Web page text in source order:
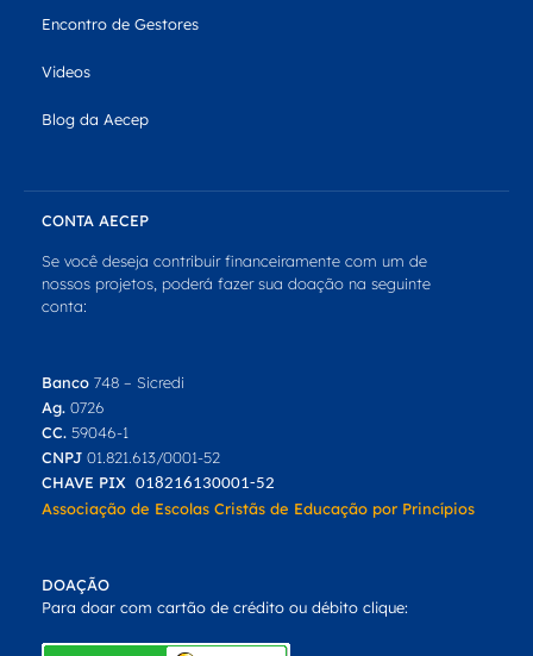
Encontro de Gestores
Videos
Blog da Aecep
CONTA AECEP
Se você deseja contribuir financeiramente com um de
nossos projetos, poderá fazer sua doação na seguinte
conta:
Banco 748 – Sicredi
Ag. 0726
CC. 59046-1
CNPJ 01.821.613/0001-52
CHAVE PIX 018216130001-52
Associação de Escolas Cristãs de Educação por Princípios
DOAÇÃO
Para doar com cartão de crédito ou débito clique: